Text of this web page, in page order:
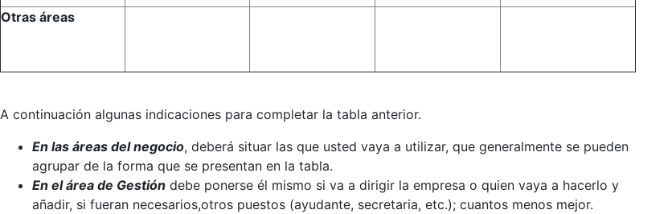
Otras áreas
A continuación algunas indicaciones para completar la tabla anterior.
En las áreas del negocio, deberá situar las que usted vaya a utilizar, que generalmente se pueden
agrupar de la forma que se presentan en la tabla.
En el área de Gestióndebe ponerse él mismo si va a dirigir la empresa o quien vaya a hacerlo y
añadir, si fueran necesarios,otros puestos (ayudante, secretaria, etc.); cuantos menos mejor.